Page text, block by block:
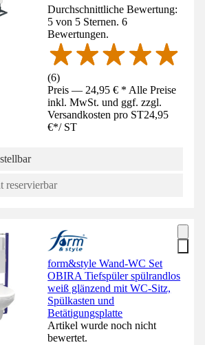
Durchschnittliche Bewertung:
5 von 5 Sternen. 6
Bewertungen.
(6)
Preis — 24,95 € * Alle Preise
inkl. MwSt. und ggf. zzgl.
Versandkosten pro ST24,95
€*/ ST
reservierbar
form&style Wand-WC Set
OBIRA Tiefspüler spülrandlos
weiß glänzend mit WC-Sitz,
Spülkasten und
Betätigungsplatte
Artikel wurde noch nicht
bewertet.